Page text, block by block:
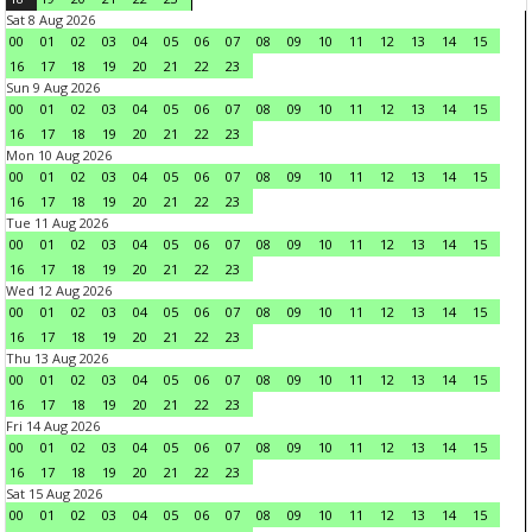
Sat 8 Aug 2026
00
01 02 03 04 05 06 07 08 09 10 11 12 13 14
15
16
17 18 19 20 21 22
23
Sun 9 Aug 2026
00
01 02 03 04 05 06 07 08 09 10 11 12 13 14
15
16
17 18 19 20 21 22
23
Mon 10 Aug 2026
00
01 02 03 04 05 06 07 08 09 10 11 12 13 14
15
16
17 18 19 20 21 22
23
Tue 11 Aug 2026
00
01 02 03 04 05 06 07 08 09 10 11 12 13 14
15
16
17 18 19 20 21 22
23
Wed 12 Aug 2026
00
01 02 03 04 05 06 07 08 09 10 11 12 13 14
15
16
17 18 19 20 21 22
23
Thu 13 Aug 2026
00
01 02 03 04 05 06 07 08 09 10 11 12 13 14
15
16
17 18 19 20 21 22
23
Fri 14 Aug 2026
00
01 02 03 04 05 06 07 08 09 10 11 12 13 14
15
16
17 18 19 20 21 22
23
Sat 15 Aug 2026
00
01 02 03 04 05 06 07 08 09 10 11 12 13 14
15